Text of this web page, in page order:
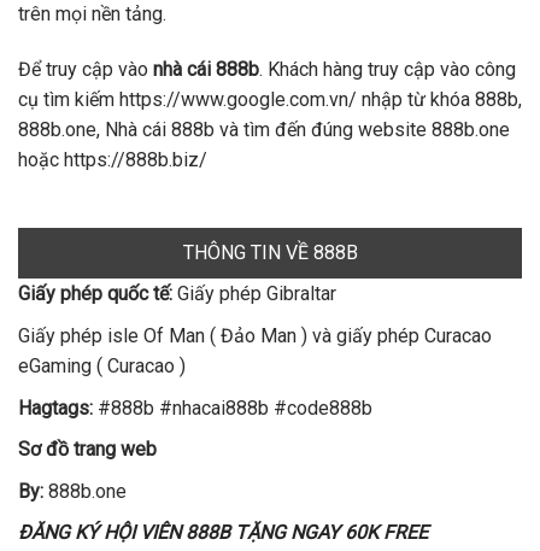
trên mọi nền tảng.
Để truy cập vào nhà cái 888b. Khách hàng truy cập vào công
cụ tìm kiếm https://www.google.com.vn/ nhập từ khóa 888b,
888b.one, Nhà cái 888b và tìm đến đúng website 888b.one
hoặc https://888b.biz/
THÔNG TIN VỀ 888B
Giấy phép quốc tế: Giấy phép Gibraltar
Giấy phép isle Of Man ( Đảo Man ) và giấy phép Curacao
eGaming ( Curacao )
Hagtags: #888b #nhacai888b #code888b
Sơ đồ trang web
By: 888b.one
ĐĂNG KÝ HỘI VIÊN 888B TẶNG NGAY 60K FREE